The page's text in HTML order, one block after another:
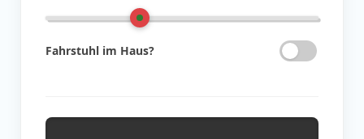
Fahrstuhl im Haus?